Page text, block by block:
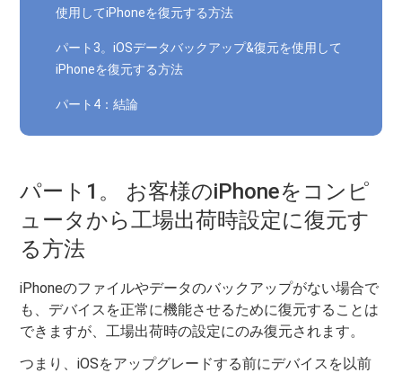
使用してiPhoneを復元する方法
パート3。iOSデータバックアップ&復元を使用して
iPhoneを復元する方法
パート4：結論
パート1。 お客様のiPhoneをコンピ
ュータから工場出荷時設定に復元す
る方法
iPhoneのファイルやデータのバックアップがない場合で
も、デバイスを正常に機能させるために復元することは
できますが、工場出荷時の設定にのみ復元されます。
つまり、iOSをアップグレードする前にデバイスを以前